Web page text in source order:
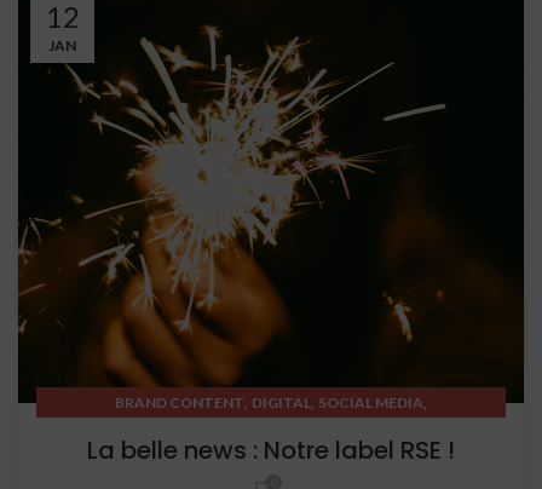
12
JAN
BRAND CONTENT, DIGITAL, SOCIAL MEDIA,
La belle news : Notre label RSE !